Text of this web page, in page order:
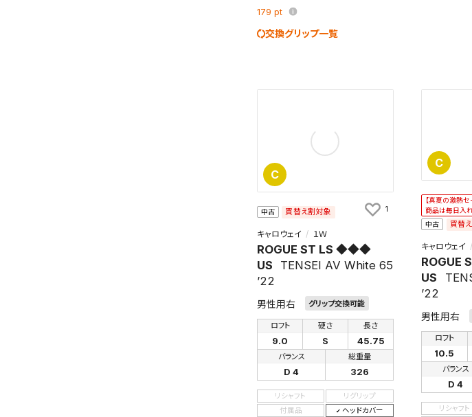
179 pt
交換グリップ一覧
C
中古 買替え割対象
キャロウェイ １Ｗ
ROGUE ST LS ◆◆◆
US
TENSEI AV White 65
’22
男性用右 グリップ交換可能
ロフト
9.0
硬さ
S
長さ
45.75
バランス
D 4
総重量
326
リシャフト
リグリップ
付属品
ヘッドカバー
1
C
【真夏の激熱セ
商品は毎日入
中古
買替
キャロウェイ
US
’22
男性用右
ロフト
10.5
バランス
D 4
リシャフト
のアカウント内の「お知らせ」で通知します。
保存された検索条件は変更できません。
条件を変更したい場合は、マイページの「保
の上、保存し直してください。
保存
キャンセ
検索条件を保存しました。